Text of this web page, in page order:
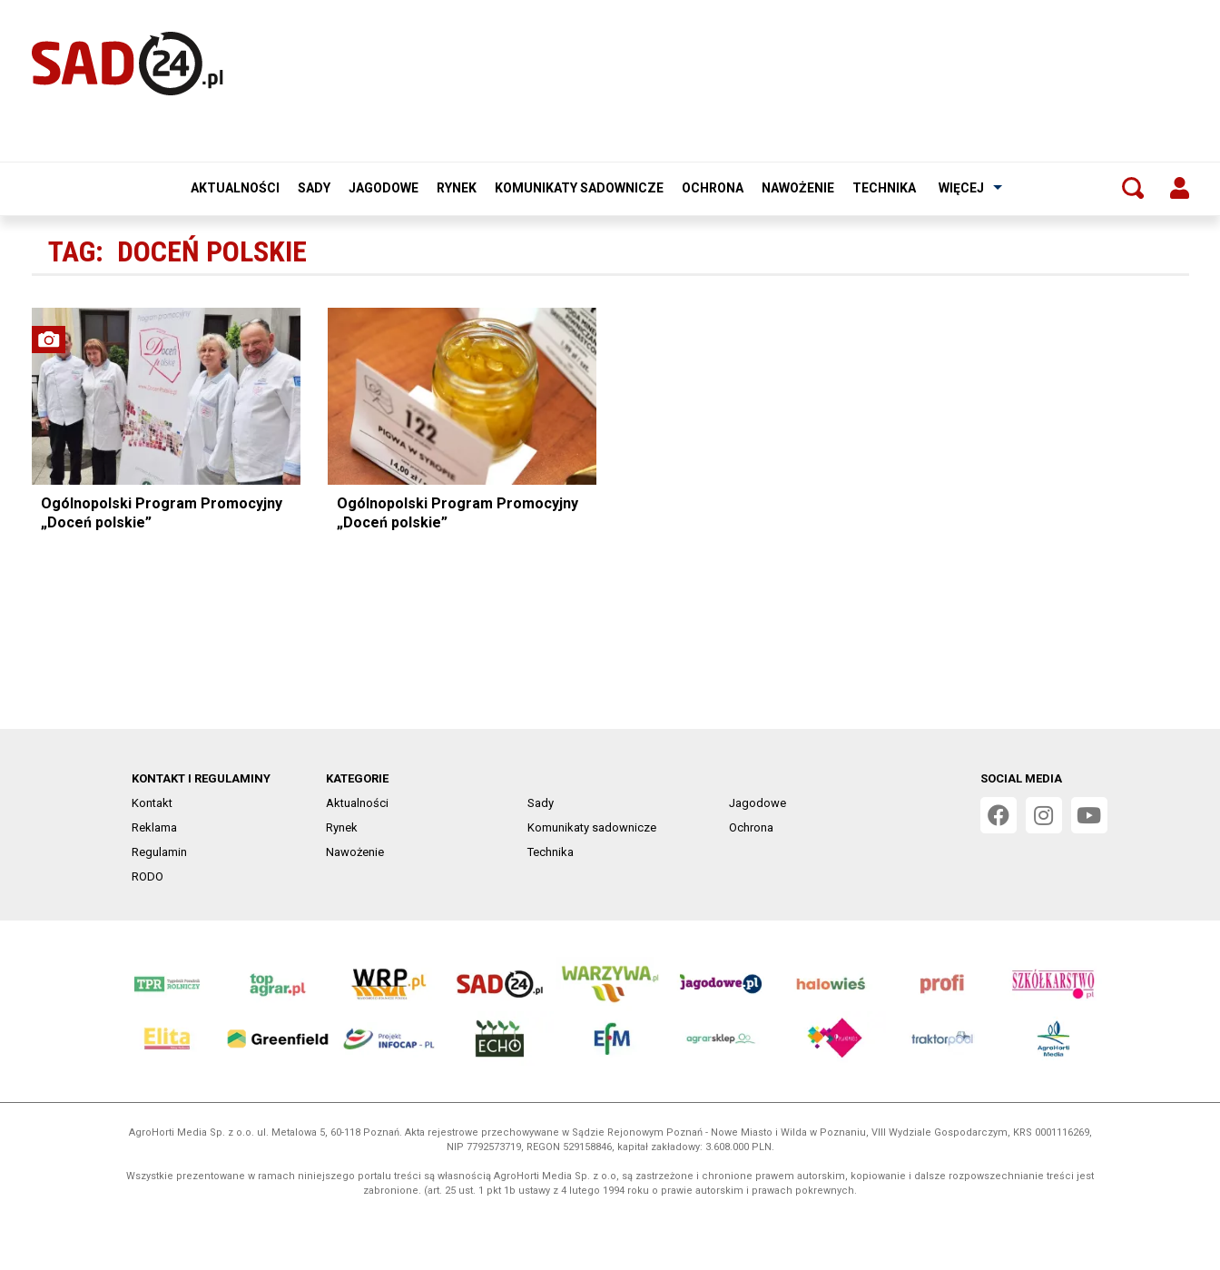
AKTUALNOŚCI SADY JAGODOWE RYNEK KOMUNIKATY SADOWNICZE OCHRONA NAWOŻENIE TECHNIKA WIĘCEJ
TAG: DOCEŃ POLSKIE
Ogólnopolski Program Promocyjny
„Doceń polskie”
Ogólnopolski Program Promocyjny
„Doceń polskie”
KONTAKT I REGULAMINY
Kontakt
Reklama
Regulamin
RODO
KATEGORIE
Aktualności
Sady
Jagodowe
Rynek
Komunikaty sadownicze
Ochrona
Nawożenie
Technika
SOCIAL MEDIA
AgroHorti Media Sp. z o.o. ul. Metalowa 5, 60-118 Poznań. Akta rejestrowe przechowywane w Sądzie Rejonowym Poznań - Nowe Miasto i Wilda w Poznaniu, VIII Wydziale Gospodarczym, KRS 0001116269,
NIP 7792573719, REGON 529158846, kapitał zakładowy: 3.608.000 PLN.
Wszystkie prezentowane w ramach niniejszego portalu treści są własnością AgroHorti Media Sp. z o.o, są zastrzeżone i chronione prawem autorskim, kopiowanie i dalsze rozpowszechnianie treści jest
zabronione. (art. 25 ust. 1 pkt 1b ustawy z 4 lutego 1994 roku o prawie autorskim i prawach pokrewnych.